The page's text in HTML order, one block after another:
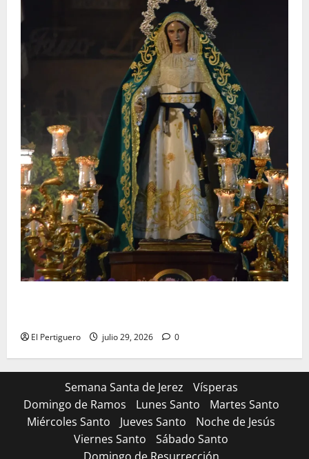
El Pertiguero julio 29, 2026 0
Semana Santa de Jerez
Vísperas
Domingo de Ramos
Lunes Santo
Martes Santo
Miércoles Santo
Jueves Santo
Noche de Jesús
Viernes Santo
Sábado Santo
Domingo de Resurrección